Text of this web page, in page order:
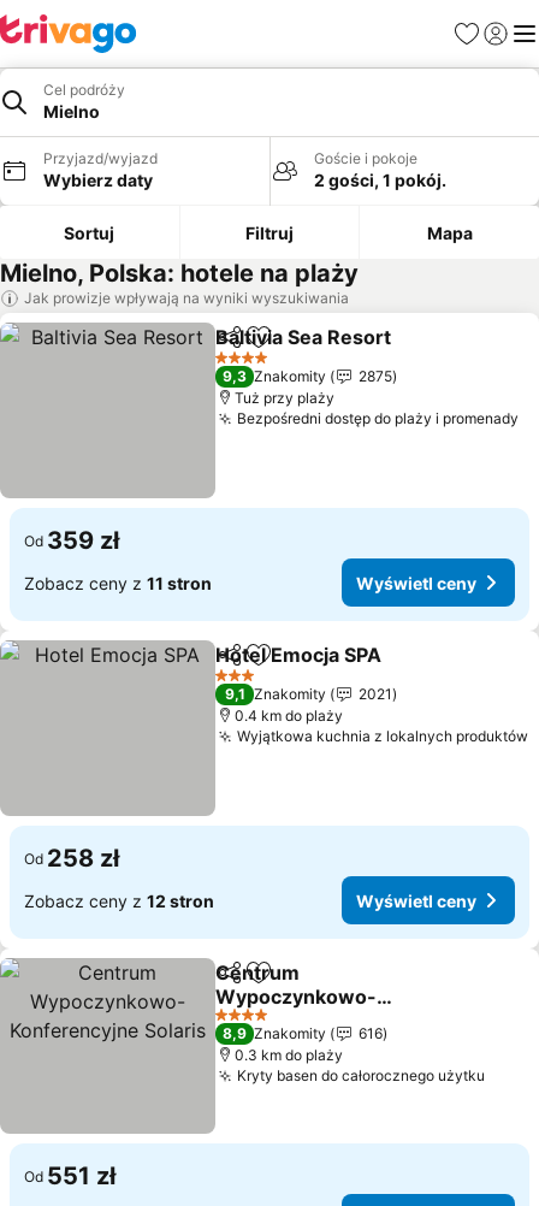
Ulubione
Cel podróży
Mielno
Przyjazd/wyjazd
Wybierz daty
Goście i pokoje
2 gości, 1 pokój.
Sortuj Filtruj Mapa
Mielno, Polska: hotele na plaży
Jak prowizje wpływają na wyniki wyszukiwania
Udostępnij
Dodaj do ulubionych
Baltivia Sea Resort
4 Kategoria
9,3 Znakomity
2875
Tuż przy plaży
Bezpośredni dostęp do plaży i promenady
Od 359 zł
Zobacz ceny z 11 stron Wyświetl ceny
Udostępnij
Dodaj do ulubionych
Hotel Emocja SPA
3 Kategoria
9,1 Znakomity
2021
0.4 km do plaży
Wyjątkowa kuchnia z lokalnych produktów
Od 258 zł
Zobacz ceny z 12 stron Wyświetl ceny
UdostępnijDodaj do ulubionych
Centrum
Wypoczynkowo-
Konferencyjne Solaris
4 Kategoria
8,9 Znakomity
616
0.3 km do plaży
Kryty basen do całorocznego użytku
Od 551 zł